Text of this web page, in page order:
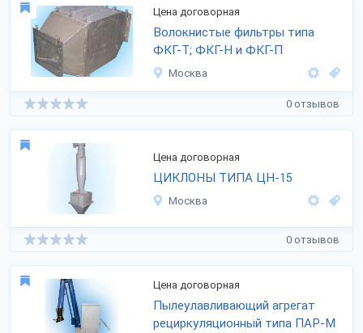
Цена договорная
Волокнистые фильтры типа
ФКГ-Т; ФКГ-Н и ФКГ-П
Москва
0 отзывов
Цена договорная
ЦИКЛОНЫ ТИПА ЦН-15
Москва
0 отзывов
Цена договорная
Пылеулавливающий агрегат
рециркуляционный типа ПАР-М